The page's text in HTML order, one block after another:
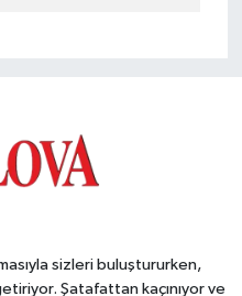
sizleri buluştururken,
Şatafattan kaçınıyor ve